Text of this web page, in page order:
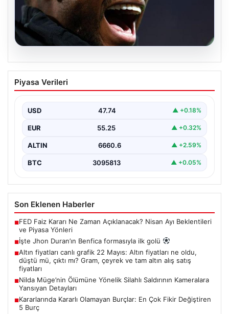
İşte Jhon Duran’ın Benfica formasıyla
ilk golü
Piyasa Verileri
USD 47.74 ▲ +0.18%
EUR 55.25 ▲ +0.32%
ALTIN 6660.6 ▲ +2.59%
BTC 3095813 ▲ +0.05%
Son Eklenen Haberler
■FED Faiz Kararı Ne Zaman Açıklanacak? Nisan Ayı Beklentileri
ve Piyasa Yönleri
■İşte Jhon Duran’ın Benfica formasıyla ilk golü
■Altın fiyatları canlı grafik 22 Mayıs: Altın fiyatları ne oldu,
düştü mü, çıktı mı? Gram, çeyrek ve tam altın alış satış
fiyatları
■Nilda Müge’nin Ölümüne Yönelik Silahlı Saldırının Kameralara
Yansıyan Detayları
■Kararlarında Kararlı Olamayan Burçlar: En Çok Fikir Değiştiren
5 Burç